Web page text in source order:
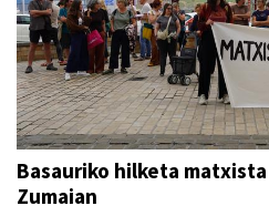
Basauriko hilketa
Zumaian